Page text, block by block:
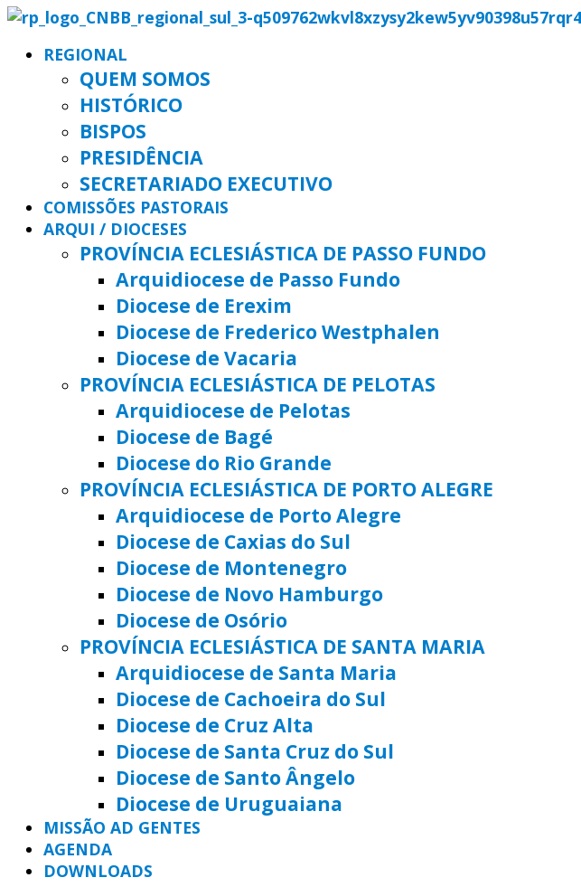
REGIONAL
QUEM SOMOS
HISTÓRICO
BISPOS
PRESIDÊNCIA
SECRETARIADO EXECUTIVO
COMISSÕES PASTORAIS
ARQUI / DIOCESES
PROVÍNCIA ECLESIÁSTICA DE PASSO FUNDO
Arquidiocese de Passo Fundo
Diocese de Erexim
Diocese de Frederico Westphalen
Diocese de Vacaria
PROVÍNCIA ECLESIÁSTICA DE PELOTAS
Arquidiocese de Pelotas
Diocese de Bagé
Diocese do Rio Grande
PROVÍNCIA ECLESIÁSTICA DE PORTO ALEGRE
Arquidiocese de Porto Alegre
Diocese de Caxias do Sul
Diocese de Montenegro
Diocese de Novo Hamburgo
Diocese de Osório
PROVÍNCIA ECLESIÁSTICA DE SANTA MARIA
Arquidiocese de Santa Maria
Diocese de Cachoeira do Sul
Diocese de Cruz Alta
Diocese de Santa Cruz do Sul
Diocese de Santo Ângelo
Diocese de Uruguaiana
MISSÃO AD GENTES
AGENDA
DOWNLOADS